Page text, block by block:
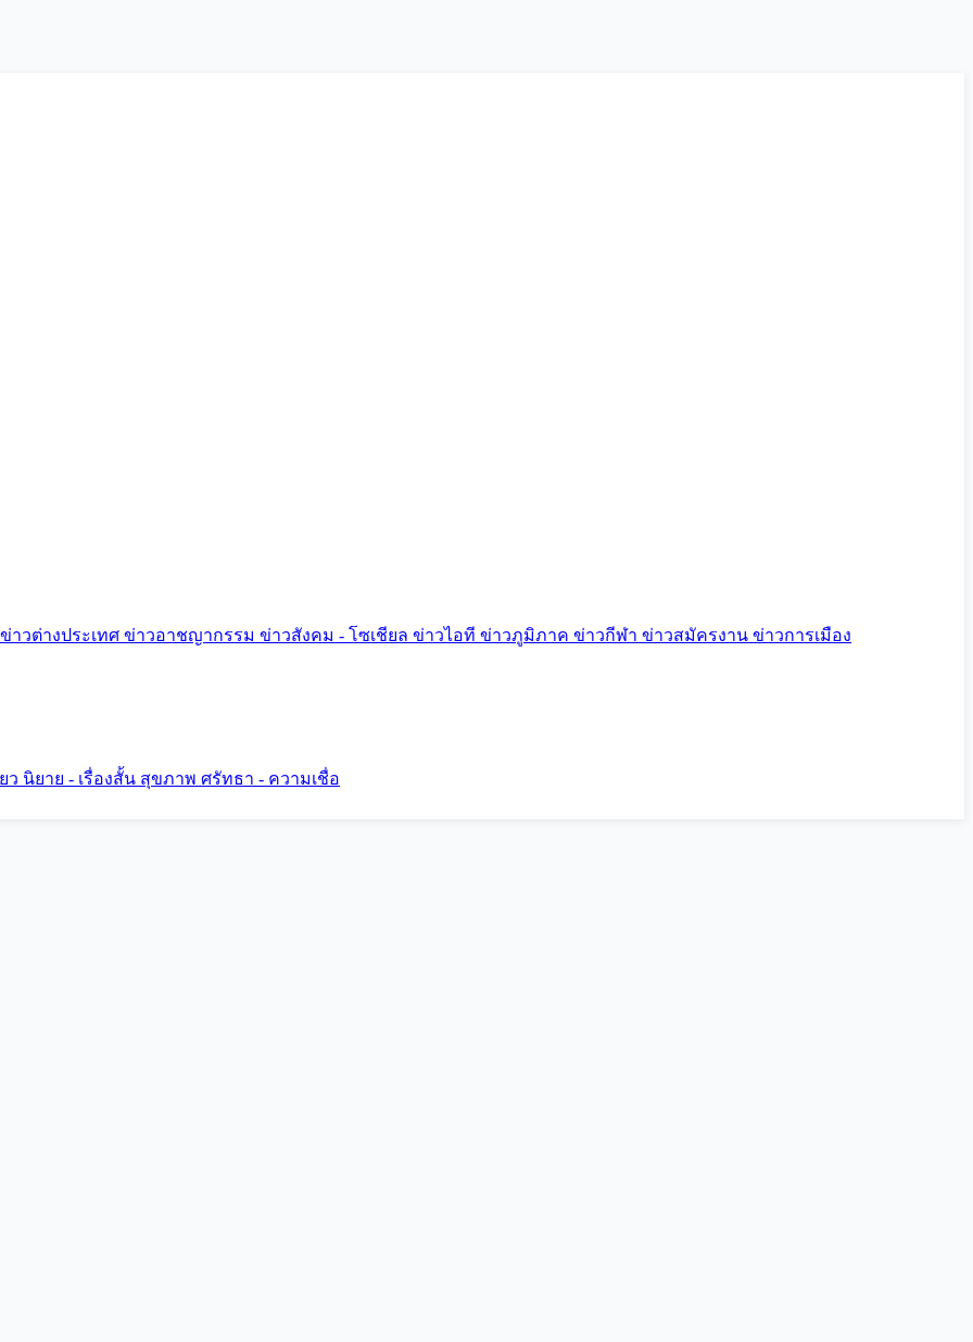
ข่าวต่างประเทศ ข่าวอาชญากรรม ข่าวสังคม - โซเชียล ข่าวไอที ข่าวภูมิภาค ข่าวกีฬา ข่าวสมัครงาน ข่าวการเมือง
ว นิยาย - เรื่องสั้น สุขภาพ ศรัทธา - ความเชื่อ